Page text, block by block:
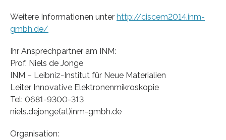
Weitere Informationen unter http://ciscem2014.inm-
gmbh.de/
Ihr Ansprechpartner am INM:
Prof. Niels de Jonge
INM – Leibniz-Institut für Neue Materialien
Leiter Innovative Elektronenmikroskopie
Tel: 0681-9300-313
niels.dejonge(at)inm-gmbh.de
Organisation: